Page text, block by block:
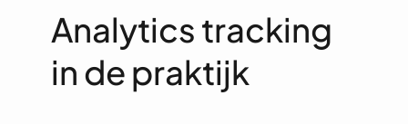
Analytics tracking
in de praktijk